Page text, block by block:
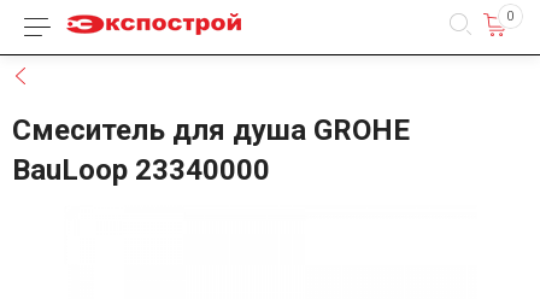
Каталог товаров 0
Смеситель для душа GROHE
BauLoop 23340000